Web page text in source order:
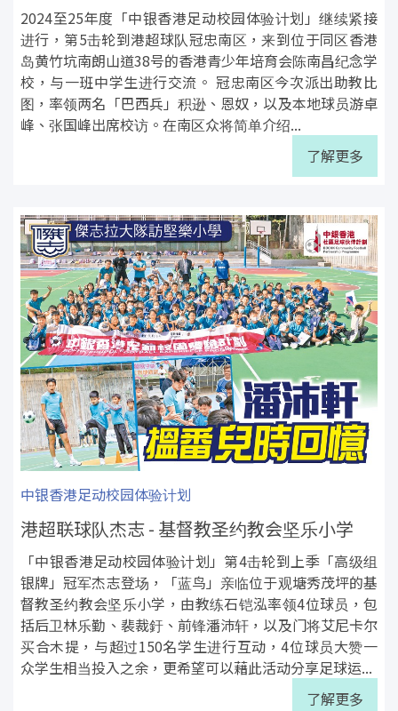
2024至25年度「中银香港足动校园体验计划」继续紧接
进行，第5击轮到港超球队冠忠南区，来到位于同区香港
岛黄竹坑南朗山道38号的香港青少年培育会陈南昌纪念学
校，与一班中学生进行交流。 冠忠南区今次派出助教比
图，率领两名「巴西兵」积逊、恩奴，以及本地球员游卓
峰、张国峰出席校访。在南区众将简单介绍...
了解更多
中银香港足动校园体验计划
港超联球队杰志 - 基督教圣约教会坚乐小学
「中银香港足动校园体验计划」第4击轮到上季「高级组
银牌」冠军杰志登场，「蓝鸟」亲临位于观塘秀茂坪的基
督教圣约教会坚乐小学，由教练石铠泓率领4位球员，包
括后卫林乐勤、裴裁釪、前锋潘沛轩，以及门将艾尼卡尔
买合木提，与超过150名学生进行互动，4位球员大赞一
众学生相当投入之余，更希望可以藉此活动分享足球运...
了解更多